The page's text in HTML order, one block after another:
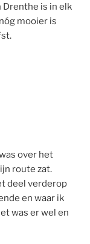
Drenthe is in elk
mooier is
over het
route zat.
deel verderop
en waar ik
was er wel en